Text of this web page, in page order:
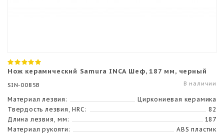
Нож керамический Samura INCA Шеф, 187 мм, черный
SIN-0085B В наличии
Материал лезвия:
Циркониевая керамика
Твердость лезвия, HRC:
82
Длина лезвия, мм:
187
Материал рукояти:
ABS пластик